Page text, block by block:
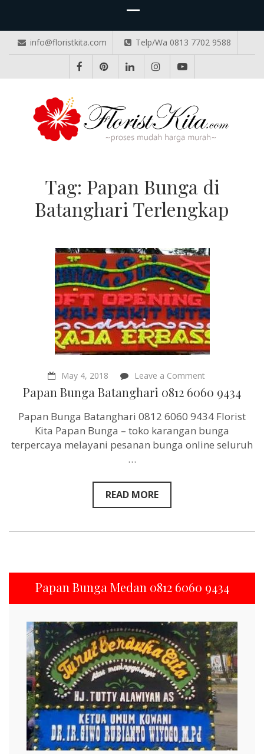
info@floristkita.com Telp/Wa 0813 7702 9588
Tag: Papan Bunga di
Batanghari Terlengkap
May 4, 2018 Leave a Commenton
Papan
Bunga
0812
9434
Papan Bunga Batanghari 0812 6060 9434
Papan Bunga Batanghari 0812 6060 9434 Florist
Kita Papan Bunga – toko karangan bunga
terpercaya melayani pesanan bunga online seluruh
…
READ MORE
Papan Bunga Medan 0812 6060 9434